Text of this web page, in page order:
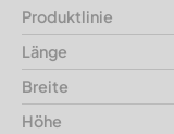
Produktlinie
Länge
Breite
Höhe